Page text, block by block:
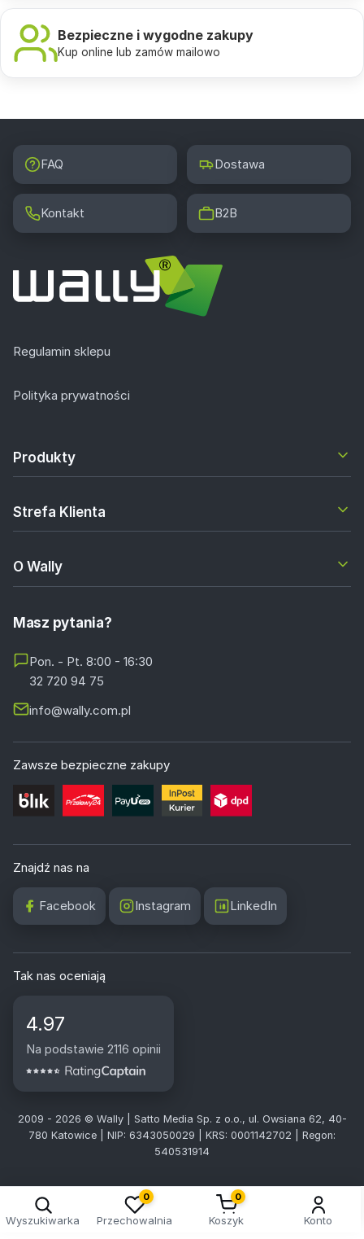
Bezpieczne i wygodne zakupy
Kup online lub zamów mailowo
FAQ Dostawa
Kontakt B2B
Regulamin sklepu
Polityka prywatności
Produkty
Strefa Klienta
O Wally
Masz pytania?
Pon. - Pt. 8:00 - 16:30
32 720 94 75
info@wally.com.pl
Zawsze bezpieczne zakupy
Znajdź nas na
Facebook Instagram LinkedIn
Tak nas oceniają
4.97
Na podstawie 2116 opinii
2009 - 2026 © Wally | Satto Media Sp. z o.o., ul. Owsiana 62, 40-
780 Katowice | NIP: 6343050029 | KRS: 0001142702 | Regon:
540531914
Wyszukiwarka
0
Przechowalnia
0
Koszyk Konto